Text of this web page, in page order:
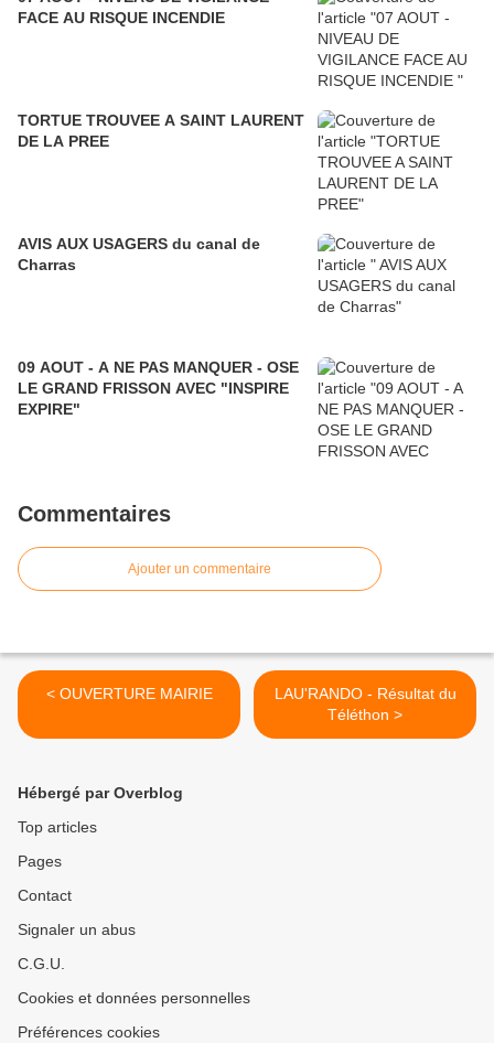
FACE AU RISQUE INCENDIE
TORTUE TROUVEE A SAINT LAURENT
DE LA PREE
AVIS AUX USAGERS du canal de
Charras
09 AOUT - A NE PAS MANQUER - OSE
LE GRAND FRISSON AVEC "INSPIRE
EXPIRE"
Commentaires
Ajouter un commentaire
< OUVERTURE MAIRIE
LAU'RANDO - Résultat du
Téléthon >
Hébergé par Overblog
Top articles
Pages
Contact
Signaler un abus
C.G.U.
Cookies et données personnelles
Préférences cookies